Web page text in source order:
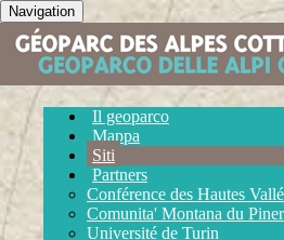
Navigation
Il geoparco
Mappa
Siti
Partners
Conférence des Hautes
Comunita' Montana du
Université de Turin